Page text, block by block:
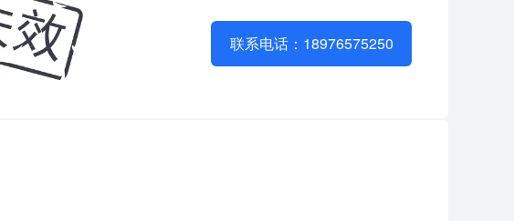
联系电话：18976575250